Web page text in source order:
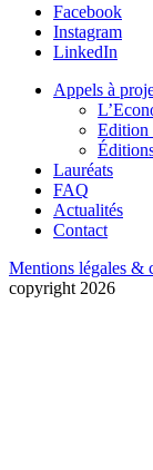
Facebook
Instagram
LinkedIn
Appels à
Edition
Lauréats
FAQ
Actualités
Contact
Mentions légales &
copyright 2026